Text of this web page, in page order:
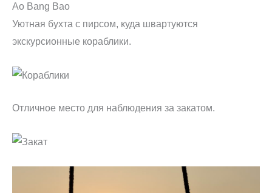
Ao Bang Bao
Уютная бухта с пирсом, куда швартуются
экскурсионные кораблики.
Отличное место для наблюдения за закатом.